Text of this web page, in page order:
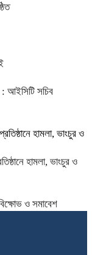
: আইসিটি সচিব
হামলা, ভাংচুর ও
ও সমাবেশ